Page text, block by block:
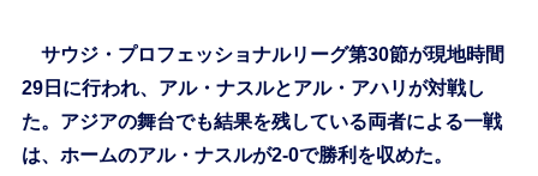
サウジ・プロフェッショナルリーグ第30節が現地時間
29日に行われ、アル・ナスルとアル・アハリが対戦し
た。アジアの舞台でも結果を残している両者による一戦
は、ホームのアル・ナスルが2-0で勝利を収めた。